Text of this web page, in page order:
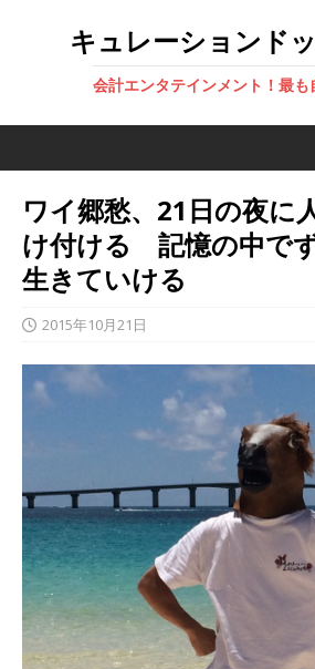
キュレーションド
会計エンタテインメント！最も
ワイ郷愁、21日の夜に
け付ける 記憶の中で
生きていける
2015年10月21日